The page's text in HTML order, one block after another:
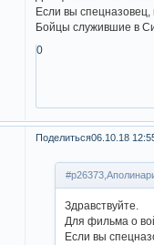
Если вы спецназовец,
Бойцы служившие в
0
Поделиться06.10.18
Здравствуйте.
Для фильма о
Если вы